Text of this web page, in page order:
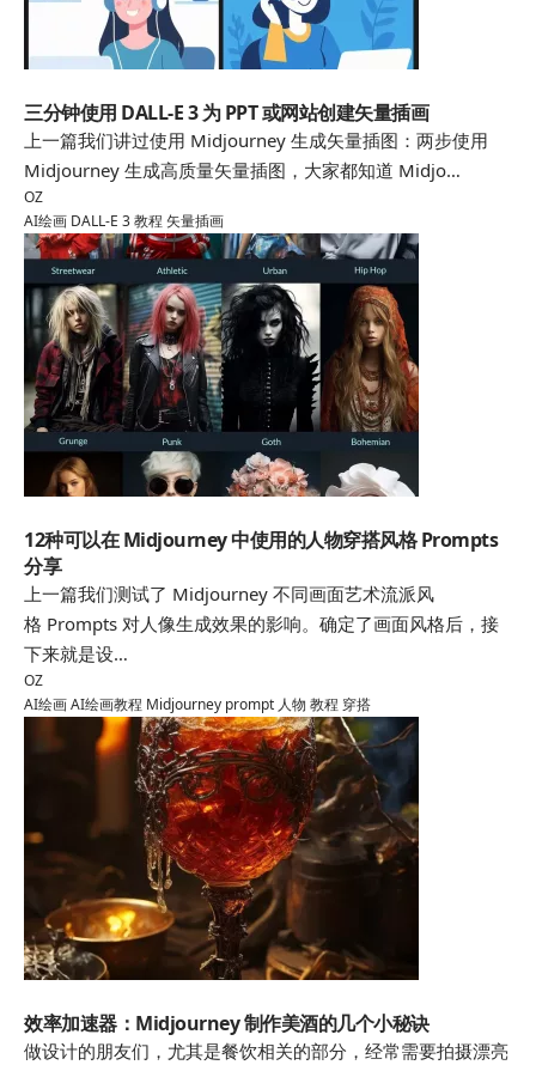
三分钟使用 DALL-E 3 为 PPT 或网站创建矢量插画
上一篇我们讲过使用 Midjourney 生成矢量插图：两步使用
Midjourney 生成高质量矢量插图，大家都知道 Midjo…
OZ
AI绘画 DALL-E 3教程 矢量插画
12种可以在 Midjourney 中使用的人物穿搭风格 Prompts
分享
上一篇我们测试了 Midjourney 不同画面艺术流派风
格 Prompts 对人像生成效果的影响。确定了画面风格后，接
下来就是设…
OZ
AI绘画AI绘画教程 Midjourney prompt 人物 教程 穿搭
效率加速器：Midjourney 制作美酒的几个小秘诀
做设计的朋友们，尤其是餐饮相关的部分，经常需要拍摄漂亮